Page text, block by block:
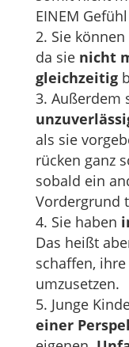
EINEM
Sie
da sie nicht
gleichzeitig
Außerdem
als sie
rücken ganz
sobald ein
Vordergrund
Sie haben
Das heißt
schaffen,
umzusetzen.
Junge
einer